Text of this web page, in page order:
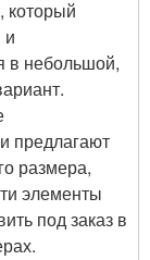
который
и
в небольшой,
предлагают
размера,
элементы
под заказ в